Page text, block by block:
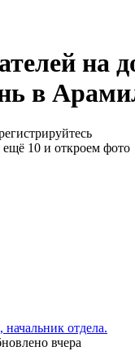
на
в
10 и откроем фото
начальник отдела.
вчера